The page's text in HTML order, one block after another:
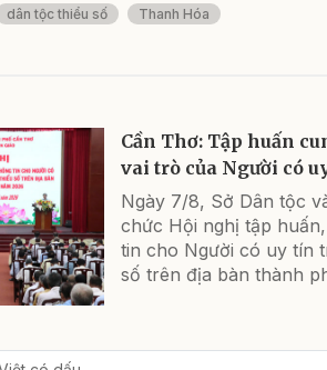
dân tộc thiểu số Thanh Hóa
Cần Thơ: Tập huấn
vai trò của Người có
Ngày 7/8, Sở Dân tộc
chức Hội nghị tập
tin cho Người có uy tín
số trên địa bàn thành